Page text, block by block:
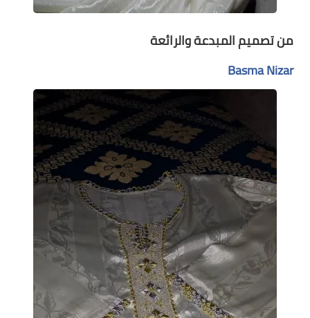
من تصميم المبدعة والرائعة
‏‎
Basma Nizar